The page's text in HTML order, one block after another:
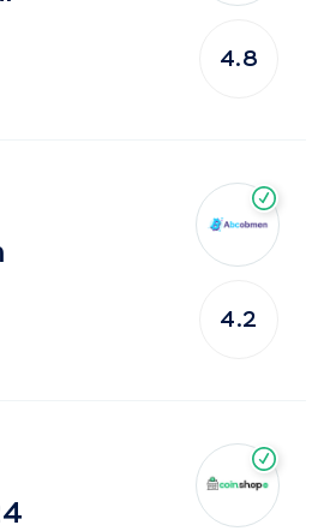
4.8
4.2